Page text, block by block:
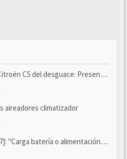
del desguace: Presentación y seguimiento
aireadores climatizador
"Carga batería o alimentación eléctri...